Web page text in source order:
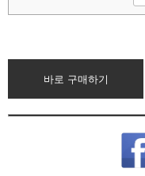
바로 구매하기